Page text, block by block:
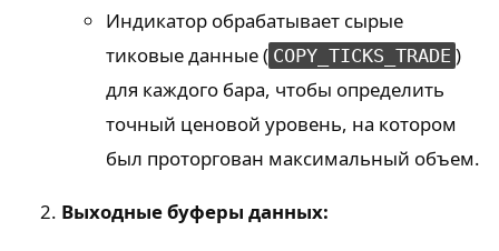
Индикатор обрабатывает сырые
тиковые данные ( COPY_TICKS_TRADE )
для каждого бара, чтобы определить
точный ценовой уровень, на котором
был проторгован максимальный объем.
Выходные буферы данных: